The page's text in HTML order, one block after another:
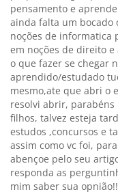
pensamento e
ainda falta um bocado
noções de informatica
em noções de direito e
o que fazer se chegar
aprendido/estudado
mesmo,ate que abri o
resolvi abrir, parabéns
filhos, talvez esteja
estudos ,concursos e
assim como vc foi,
abençoe pelo seu
responda as
mim saber sua